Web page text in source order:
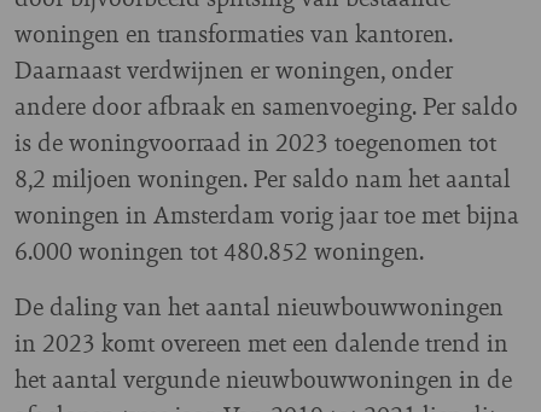
woningen en transformaties van kantoren.
Daarnaast verdwijnen er woningen, onder
andere door afbraak en samenvoeging. Per saldo
is de woningvoorraad in 2023 toegenomen tot
8,2 miljoen woningen. Per saldo nam het aantal
woningen in Amsterdam vorig jaar toe met bijna
6.000 woningen tot 480.852 woningen.
De daling van het aantal nieuwbouwwoningen
in 2023 komt overeen met een dalende trend in
het aantal vergunde nieuwbouwwoningen in de